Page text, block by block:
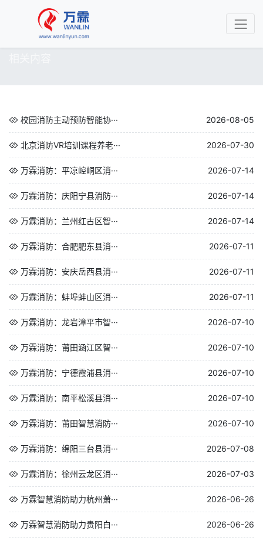
校园消防主动预防智能协··· 2026-08-05
北京消防VR培训课程养老··· 2026-07-30
万霖消防：平凉崆峒区消··· 2026-07-14
万霖消防：庆阳宁县消防··· 2026-07-14
万霖消防：兰州红古区智··· 2026-07-14
万霖消防：合肥肥东县消··· 2026-07-11
万霖消防：安庆岳西县消··· 2026-07-11
万霖消防：蚌埠蚌山区消··· 2026-07-11
万霖消防：龙岩漳平市智··· 2026-07-10
万霖消防：莆田涵江区智··· 2026-07-10
万霖消防：宁德霞浦县消··· 2026-07-10
万霖消防：南平松溪县消··· 2026-07-10
万霖消防：莆田智慧消防··· 2026-07-10
万霖消防：绵阳三台县消··· 2026-07-08
万霖消防：徐州云龙区消··· 2026-07-03
万霖智慧消防助力杭州萧··· 2026-06-26
万霖智慧消防助力贵阳白··· 2026-06-26